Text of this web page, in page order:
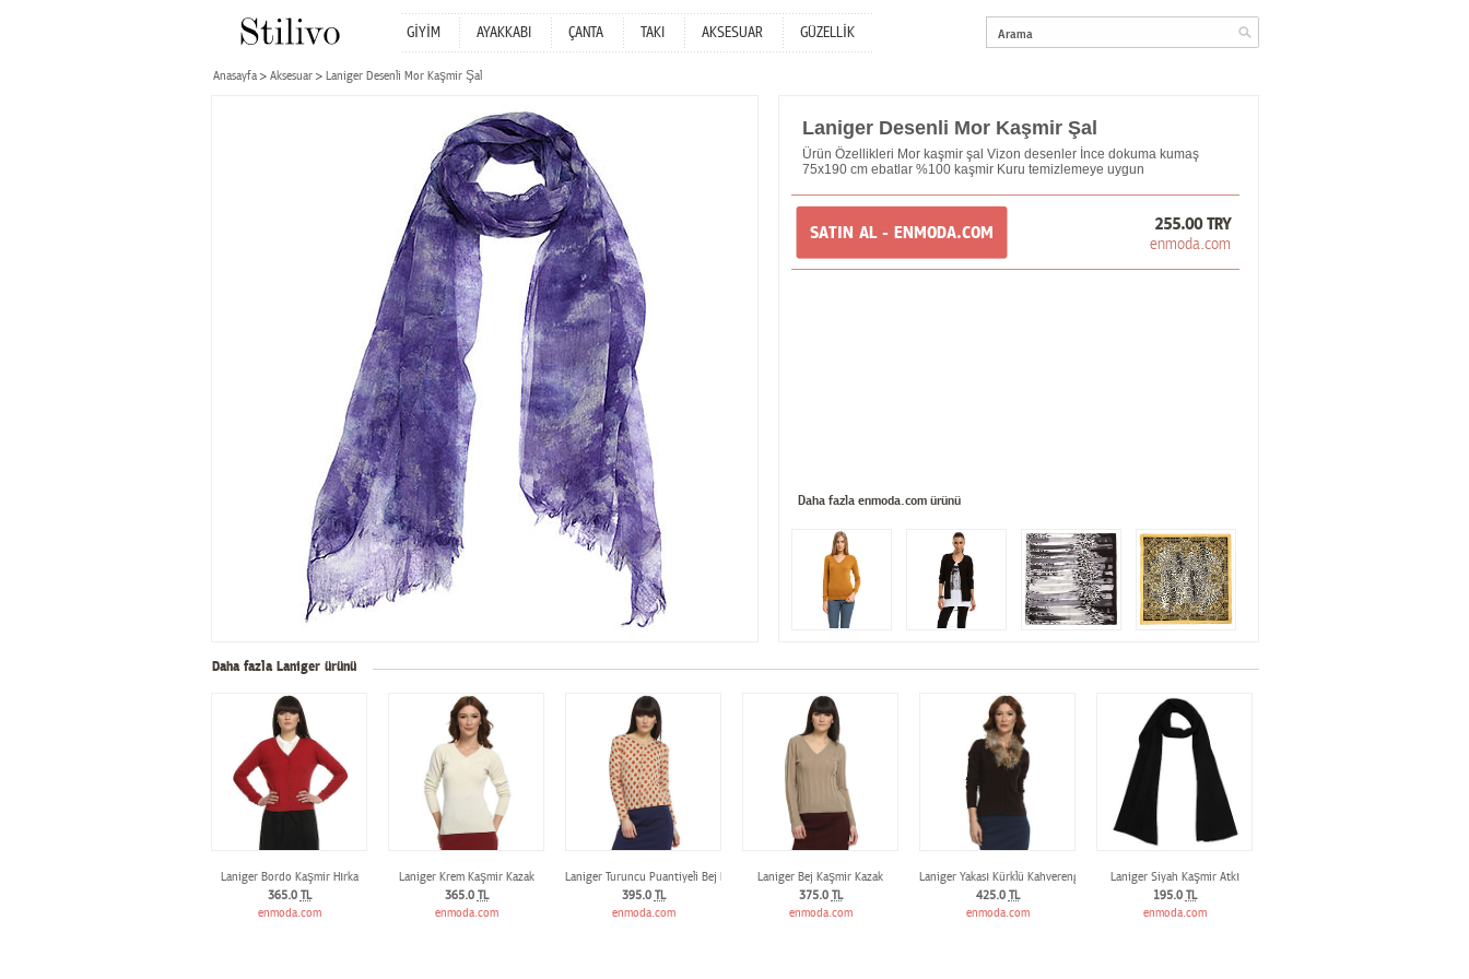
GİYİM AYAKKABI ÇANTA TAKI AKSESUAR GÜZELLİK
Anasayfa Aksesuar Laniger Desenli Mor Kaşmir Şal
Laniger Desenli Mor Kaşmir Şal
Ürün Özellikleri Mor kaşmir şal Vizon desenler İnce dokuma kumaş
75x190 cm ebatlar %100 kaşmir Kuru temizlemeye uygun
SATIN AL - ENMODA.COM 255.00 TRY
enmoda.com
Daha fazla enmoda.com ürünü
Daha fazla Laniger ürünü
Laniger Bordo Kaşmir Hırka
365.0 TL
enmoda.com
Laniger Krem Kaşmir Kazak
365.0 TL
enmoda.com
Laniger Turuncu Puantiyeli Bej Kaşmir Hırka
395.0 TL
enmoda.com
Laniger Bej Kaşmir Kazak
375.0 TL
enmoda.com
Laniger Yakası Kürklü Kahverengi Kaşmir Hırka
425.0 TL
enmoda.com
Laniger Siyah Kaşmir Atkı
195.0 TL
enmoda.com